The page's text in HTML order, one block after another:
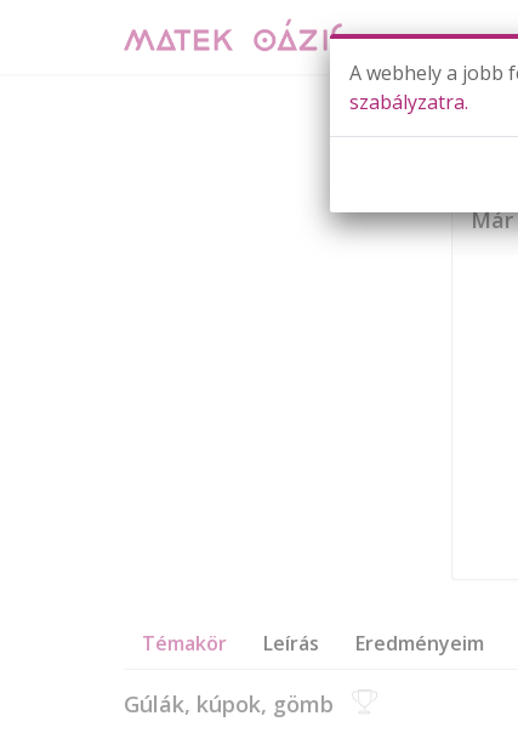
Már
Témakör Leírás Eredményeim
Gúlák, kúpok, gömb
A webhely a jobb
szabályzatra.